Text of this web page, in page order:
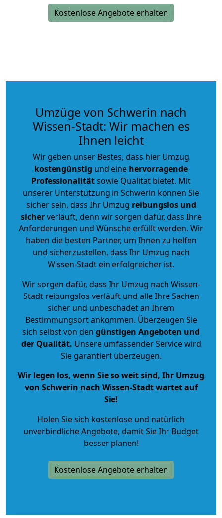
Kostenlose Angebote erhalten
Umzüge von Schwerin nach
Wissen-Stadt: Wir machen es
Ihnen leicht
Wir geben unser Bestes, dass hier Umzug
kostengünstig und eine hervorragende
Professionalitätsowie Qualität bietet. Mit
unserer Unterstützung in Schwerin können Sie
sicher sein, dass Ihr Umzug reibungslos und
sicherverläuft, denn wir sorgen dafür, dass Ihre
Anforderungen und Wünsche erfüllt werden. Wir
haben die besten Partner, um Ihnen zu helfen
und sicherzustellen, dass Ihr Umzug nach
Wissen-Stadt ein erfolgreicher ist.
Wir sorgen dafür, dass Ihr Umzug nach Wissen-
Stadt reibungslos verläuft und alle Ihre Sachen
sicher und unbeschadet an Ihrem
Bestimmungsort ankommen. Überzeugen Sie
sich selbst von den günstigen Angeboten und
der Qualität. Unsere umfassender Service wird
Sie garantiert überzeugen.
Wir legen los, wenn Sie so weit sind, Ihr Umzug
von Schwerin nach Wissen-Stadt wartet auf
Sie!
Holen Sie sich kostenlose und natürlich
unverbindliche Angebote, damit Sie Ihr Budget
besser planen!
Kostenlose Angebote erhalten